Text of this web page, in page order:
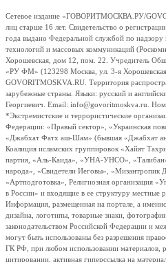
Сетевое издание «ГОВОРИТМОСКВА.РУ/
лиц старше 16 лет. Свидетельство о
года выдано Федеральной службой по
технологий и массовых коммуникаций
Хорошевская, дом 12, пом. 22. Учредитель
«РУ ФМ» (123298 Москва, ул. 3-я
GOVORITMOSKVA.RU. Территория
зарубежные страны. Языки: русский и
Георгиевич. Email: info@govoritmoskva.ru.
*Экстремистские и террористические
Федерации: «Правый сектор», «Украинская
«Джабхат Фатх аш-Шам» (бывшая «Джабхат
Коалиция исламских группировок «Хайят
партия, «Аль-Каида», «УНА-УНСО»,
народа», «Свидетели Иеговы», «Мизантропик
«Артподготовка», Религиозная организация
в России» и входящие в ее структуру местные
Информация, размещенная на портале, а
дизайна, логотипы, товарные знаки,
законодательством Российской Федерации и
могут быть использованы без разрешения
ГК РФ, при любом использовании материалов,
цитировании, активная гиперссылка на